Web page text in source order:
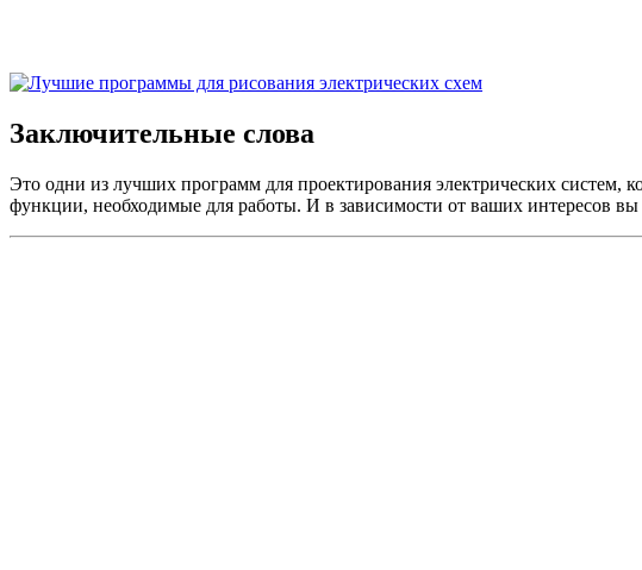
Заключительные слова
Это одни из лучших программ для проектирования электрических систем,
функции, необходимые для работы. И в зависимости от ваших интересов